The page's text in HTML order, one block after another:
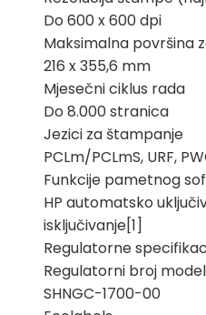
Do 600 x 600 dpi
Maksimalna površina
216 x 355,6 mm
Mjesečni ciklus rada
Do 8.000 stranica
Jezici za štampanje
PCLm/PCLmS, URF,
Funkcije pametnog
HP automatsko
isključivanje[1]
Regulatorne
Regulatorni broj
SHNGC-1700-00